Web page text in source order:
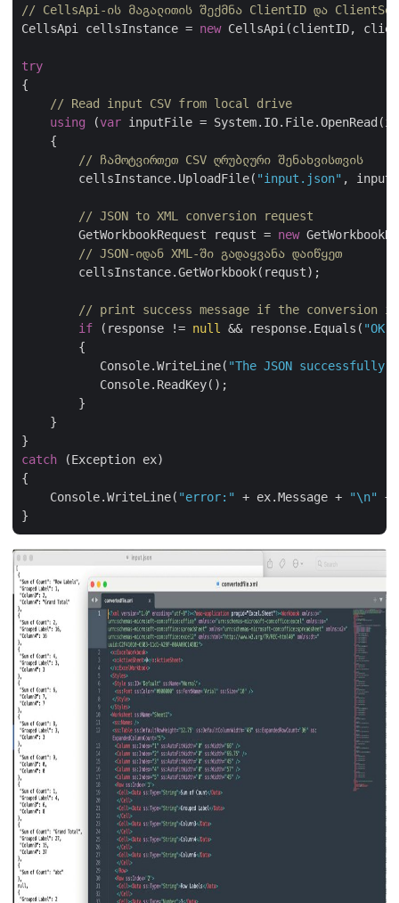
// CellsApi-ის მაგალითის შექმნა ClientID და
CellsApi cellsInstance = new CellsApi(clientID,
try
{
// Read input CSV from local drive
using (var inputFile =
    {
// ჩამოტვირთეთ CSV ღრუბლური შენახვისთვის
        cellsInstance.UploadFile(
"input.json" ,
// JSON to XML conversion request
        GetWorkbookRequest requst =
new
// JSON-იდან XML-ში გადაყვანა დაიწყეთ
        cellsInstance.GetWorkbook(requst);
// print success message if the conversion
if (response != null && response.Equals( "OK"
        {
           Console.WriteLine(
"The JSON successfully
           Console.ReadKey();
        }
    }
catch (Exception ex)
{
    Console.WriteLine(
"error:" + ex.Message + "\n"
+